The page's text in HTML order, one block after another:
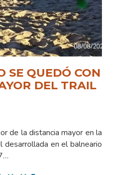
SE QUEDÓ CON
DEL TRAIL
de la distancia mayor en la
en el balneario